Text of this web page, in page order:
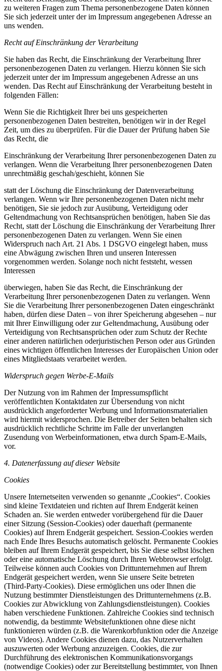
zu weiteren Fragen zum Thema personenbezogene Daten können
Sie sich jederzeit unter der im Impressum angegebenen Adresse an
uns wenden.
Recht auf Einschränkung der Verarbeitung
Sie haben das Recht, die Einschränkung der Verarbeitung Ihrer
personenbezogenen Daten zu verlangen. Hierzu können Sie sich
jederzeit unter der im Impressum angegebenen Adresse an uns
wenden. Das Recht auf Einschränkung der Verarbeitung besteht in
folgenden Fällen:
Wenn Sie die Richtigkeit Ihrer bei uns gespeicherten
personenbezogenen Daten bestreiten, benötigen wir in der Regel
Zeit, um dies zu überprüfen. Für die Dauer der Prüfung haben Sie
das Recht, die
Einschränkung der Verarbeitung Ihrer personenbezogenen Daten zu
verlangen. Wenn die Verarbeitung Ihrer personenbezogenen Daten
unrechtmäßig geschah/geschieht, können Sie
statt der Löschung die Einschränkung der Datenverarbeitung
verlangen. Wenn wir Ihre personenbezogenen Daten nicht mehr
benötigen, Sie sie jedoch zur Ausübung, Verteidigung oder
Geltendmachung von Rechtsansprüchen benötigen, haben Sie das
Recht, statt der Löschung die Einschränkung der Verarbeitung Ihrer
personenbezogenen Daten zu verlangen. Wenn Sie einen
Widerspruch nach Art. 21 Abs. 1 DSGVO eingelegt haben, muss
eine Abwägung zwischen Ihren und unseren Interessen
vorgenommen werden. Solange noch nicht feststeht, wessen
Interessen
überwiegen, haben Sie das Recht, die Einschränkung der
Verarbeitung Ihrer personenbezogenen Daten zu verlangen. Wenn
Sie die Verarbeitung Ihrer personenbezogenen Daten eingeschränkt
haben, dürfen diese Daten – von ihrer Speicherung abgesehen – nur
mit Ihrer Einwilligung oder zur Geltendmachung, Ausübung oder
Verteidigung von Rechtsansprüchen oder zum Schutz der Rechte
einer anderen natürlichen oderjuristischen Person oder aus Gründen
eines wichtigen öffentlichen Interesses der Europäischen Union oder
eines Mitgliedstaats verarbeitet werden.
Widerspruch gegen Werbe-E-Mails
Der Nutzung von im Rahmen der Impressumspflicht
veröffentlichten Kontaktdaten zur Übersendung von nicht
ausdrücklich angeforderter Werbung und Informationsmaterialien
wird hiermit widersprochen. Die Betreiber der Seiten behalten sich
ausdrücklich rechtliche Schritte im Falle der unverlangten
Zusendung von Werbeinformationen, etwa durch Spam-E-Mails,
vor.
4. Datenerfassung auf dieser Website
Cookies
Unsere Internetseiten verwenden so genannte „Cookies“. Cookies
sind kleine Textdateien und richten auf Ihrem Endgerät keinen
Schaden an. Sie werden entweder vorübergehend für die Dauer
einer Sitzung (Session-Cookies) oder dauerhaft (permanente
Cookies) auf Ihrem Endgerät gespeichert. Session-Cookies werden
nach Ende Ihres Besuchs automatisch gelöscht. Permanente Cookies
bleiben auf Ihrem Endgerät gespeichert, bis Sie diese selbst löschen
oder eine automatische Löschung durch Ihren Webbrowser erfolgt.
Teilweise können auch Cookies von Drittunternehmen auf Ihrem
Endgerät gespeichert werden, wenn Sie unsere Seite betreten
(Third-Party-Cookies). Diese ermöglichen uns oder Ihnen die
Nutzung bestimmter Dienstleistungen des Drittunternehmens (z.B.
Cookies zur Abwicklung von Zahlungsdienstleistungen). Cookies
haben verschiedene Funktionen. Zahlreiche Cookies sind technisch
notwendig, da bestimmte Websitefunktionen ohne diese nicht
funktionieren würden (z.B. die Warenkorbfunktion oder die Anzeige
von Videos). Andere Cookies dienen dazu, das Nutzerverhalten
auszuwerten oder Werbung anzuzeigen. Cookies, die zur
Durchführung des elektronischen Kommunikationsvorgangs
(notwendige Cookies) oder zur Bereitstellung bestimmter, von Ihnen